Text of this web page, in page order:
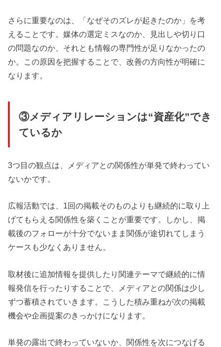
さらに重要なのは、「なぜそのズレが起きたのか」を考
えることです。媒体の選定ミスなのか、見出しや切り口
の問題なのか、それとも情報の専門性が足りなかったの
か。この原因を把握することで、改善の方向性が明確に
なります。
③メディアリレーションは“資産化”でき
ているか
3つ目の観点は、メディアとの関係性が単発で終わってい
ないかです。
広報活動では、1回の掲載そのものよりも継続的に取り上
げてもらえる関係性を築くことが重要です。しかし、掲
載後のフォローが十分でないまま関係が途切れてしまう
ケースも少なくありません。
取材後に追加情報を提供したり関連テーマで継続的に情
報発信を行ったりすることで、メディアとの関係は少し
ずつ蓄積されていきます。こうした積み重ねが次の掲載
機会や企画提案のきっかけになります。
単発の露出で終わっていないか、関係性を次につなげる